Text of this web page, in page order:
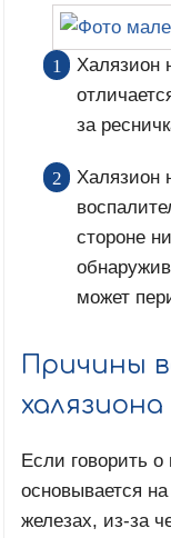
Халязион
за
Халязион
стороне
может
Причины
Если говорить
основывается
железах, из-за